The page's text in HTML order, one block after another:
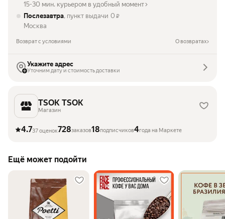
15-30 мин. курьером в удобный момент
Послезавтра, пункт выдачи 0 ₽
Москва
Возврат с условиями О возвратах
Укажите адрес
Уточним дату и стоимость доставки
TSOK TSOK
Магазин
4.737 оценок728заказов18подписчиков4года на Маркете
Ещё может подойти